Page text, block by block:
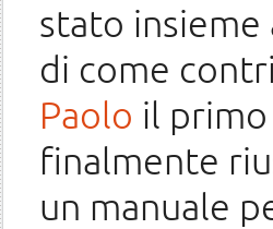
stato insieme
di come
Paolo il primo
finalmente
un manuale